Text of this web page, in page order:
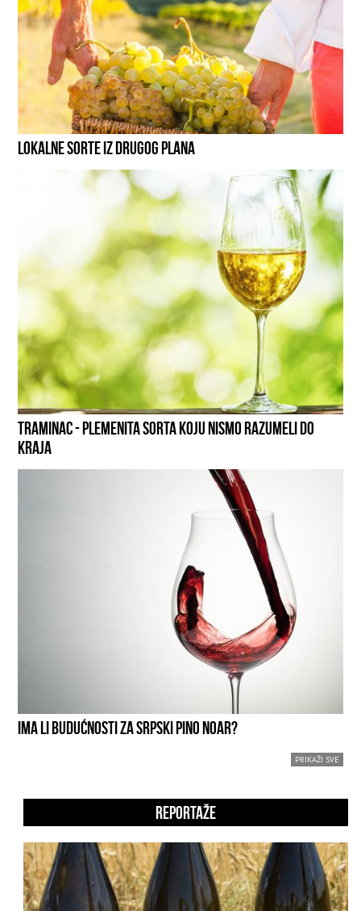
LOKALNE SORTE IZ DRUGOG PLANA
TRAMINAC - PLEMENITA SORTA KOJU NISMO RAZUMELI DO
KRAJA
IMA LI BUDUĆNOSTI ZA SRPSKI PINO NOAR?
PRIKAŽI SVE
REPORTAŽE